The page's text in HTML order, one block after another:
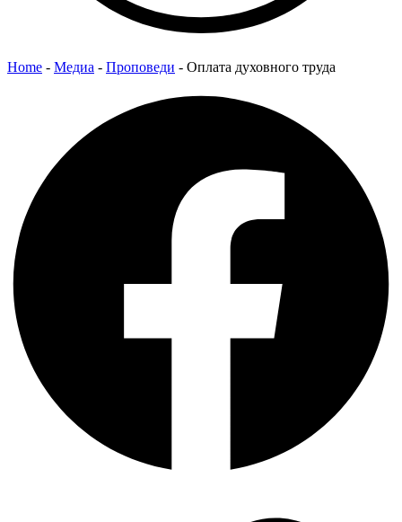
Home - Медиа - Проповеди - Оплата духовного труда